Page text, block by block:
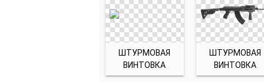
ШТУРМОВАЯ
ВИНТОВКА
ШТУРМОВАЯ
ВИНТОВКА